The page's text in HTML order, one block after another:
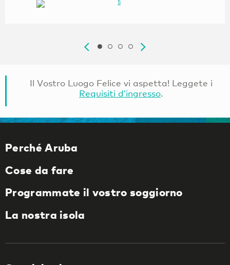
Il Vostro Luogo Felice vi aspetta! Leggete i
Requisiti d’ingresso.
Perché Aruba
Cose da fare
Programmate il vostro soggiorno
La nostra isola